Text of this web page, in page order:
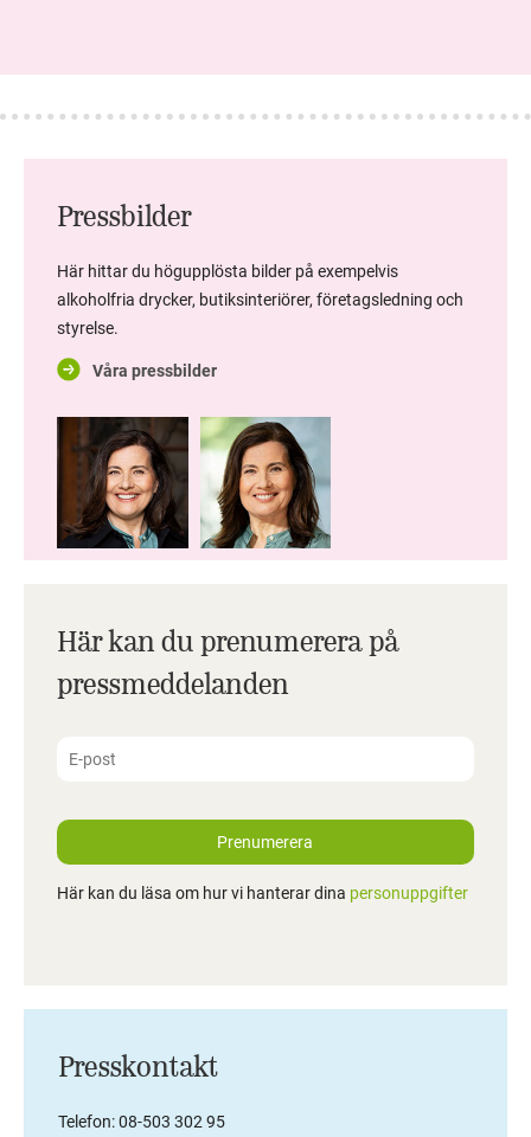
Pressbilder
Här hittar du högupplösta bilder på exempelvis
alkoholfria drycker, butiksinteriörer, företagsledning och
styrelse.
Våra pressbilder
Här kan du prenumerera på
pressmeddelanden
Prenumerera
Här kan du läsa om hur vi hanterar dina personuppgifter
Presskontakt
Telefon: 08-503 302 95